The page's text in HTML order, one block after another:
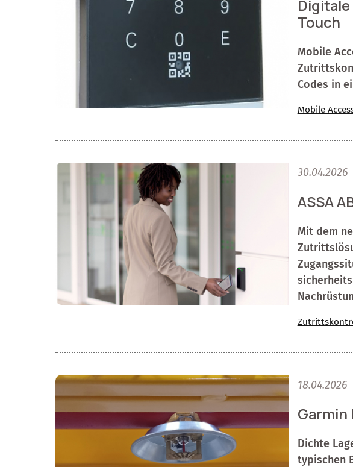
Touch
Mobile
Codes in
Mobile
30.04.2026
ASSA
Mit dem
18.04.2026
Garmin
Dichte
typischen